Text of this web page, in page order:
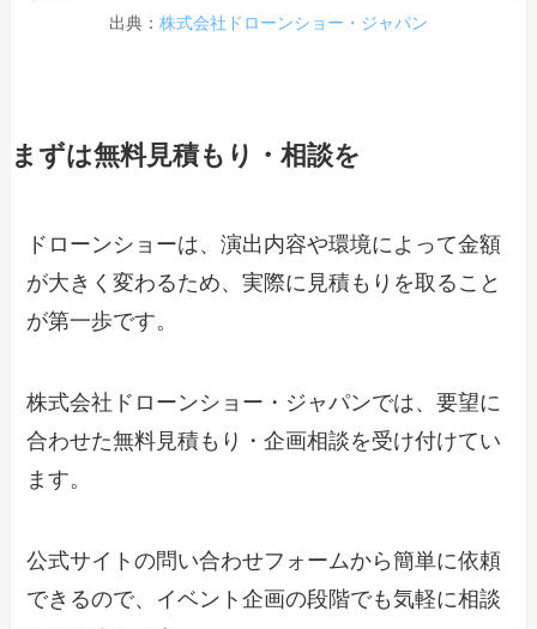
出典： 株式会社ドローンショー・ジャパン
まずは無料見積もり・相談を
ドローンショーは、演出内容や環境によって金額
が大きく変わるため、実際に見積もりを取ること
が第一歩です。
株式会社ドローンショー・ジャパンでは、要望に
合わせた無料見積もり・企画相談を受け付けてい
ます。
公式サイトの問い合わせフォームから簡単に依頼
できるので、イベント企画の段階でも気軽に相談